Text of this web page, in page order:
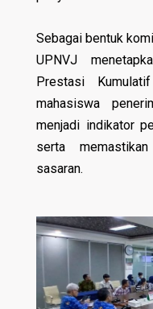
Sebagai bentuk
UPNVJ
Prestasi
mahasiswa
menjadi indikator
serta
sasaran.